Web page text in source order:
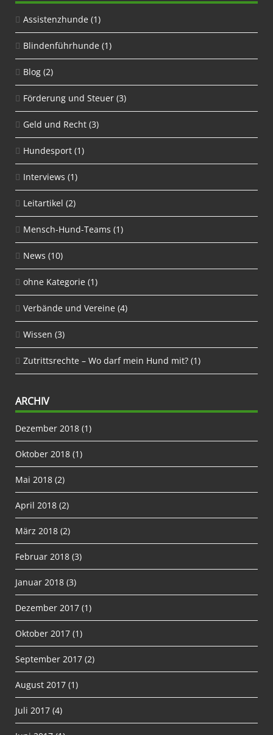
Assistenzhunde (1)
Blindenführhunde (1)
Blog (2)
Förderung und Steuer (3)
Geld und Recht (3)
Hundesport (1)
Interviews (1)
Leitartikel (2)
Mensch-Hund-Teams (1)
News (10)
ohne Kategorie (1)
Verbände und Vereine (4)
Wissen (3)
Zutrittsrechte – Wo darf mein Hund mit? (1)
ARCHIV
Dezember 2018 (1)
Oktober 2018 (1)
Mai 2018 (2)
April 2018 (2)
März 2018 (2)
Februar 2018 (3)
Januar 2018 (3)
Dezember 2017 (1)
Oktober 2017 (1)
September 2017 (2)
August 2017 (1)
Juli 2017 (4)